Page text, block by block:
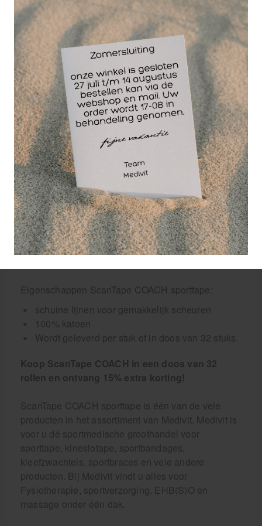
sporttape is een
inelastische en zeer
goede sporttape voor
letselpreventie en
behandeling.
ScanTape CAOCH is
gemaakt van 100%
katoen met schuine lijnen voor eenvoudiger
scheuren en heeft een sterke plaklaag met goede
kleefkwaliteit die gemakkelijk is aan te brengen en
gemakkelijk te verwijderen. ScanTape COACH van
Scansport is 3,8 cm breed x 9 meter lang. ScanTape
sporttape van ScanSport is een witte sporttape van
goede kwaliteit, gemaakt van niet-elastich materiaal
met een sterke kleeflaag. ScanTape sporttape is
perfect ter voorkoming en behandeling van spier-
ligament- en gewrichtsblessures.Door de kartelrand
is het afscheuren vergemakkelijkt en laat geen
Eigenschappen ScanTape COACH sporttape:
schuine lijnen voor gemakkelijk scheuren
100% katoen
Wordt geleverd per stuk of in doos van 32 stuks.
Koop ScanTape COACH in een doos van 32
rollen en ontvang 15% extra korting!
ScanTape COACH sporttape is één van de vele
producten in het assortiment van Medivit. Medivit is
voor u dé sportmedische groothandel voor
sporttape, kinesiotape, sportbandages,
kleefzwachtels, sportbraces en vele andere
producten. Bij Medivit vindt u alles voor
Fysiotherapie, sportverzorging, EHB(S)O en
massage onder één dak.